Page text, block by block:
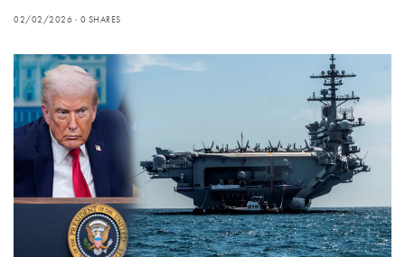
02/02/2026 0 SHARES